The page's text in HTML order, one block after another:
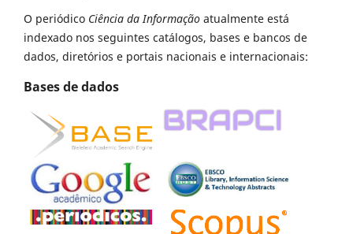
O periódico Ciência da Informação atualmente está
indexado nos seguintes catálogos, bases e bancos de
dados, diretórios e portais nacionais e internacionais:
Bases de dados